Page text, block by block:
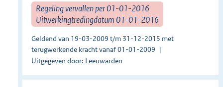
Regeling vervallen per 01-01-2016
Uitwerkingtredingdatum 01-01-2016
Geldend van 19-03-2009 t/m 31-12-2015 met
terugwerkende kracht vanaf 01-01-2009
Uitgegeven door: Leeuwarden